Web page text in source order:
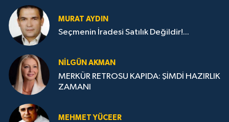
MURAT AYDIN
Seçmenin İradesi Satılık Değildir!...
NILGÜN AKMAN
MERKÜR RETROSU KAPIDA: ŞİMDİ HAZIRLIK
ZAMANI
MEHMET YÜCEER